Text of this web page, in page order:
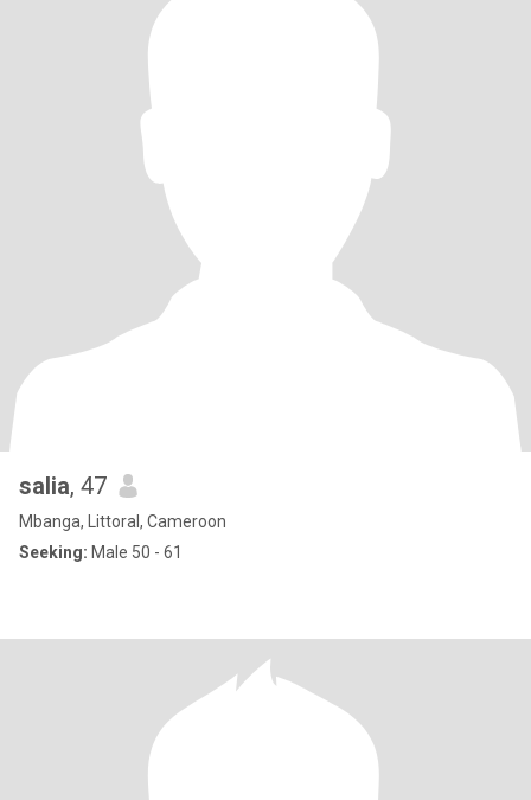
salia, 47
Mbanga, Littoral, Cameroon
Seeking: Male 50 - 61